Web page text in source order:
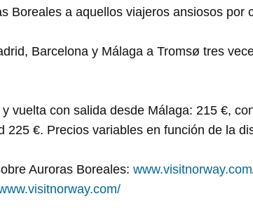
Boreales a aquellos viajeros ansiosos por
Barcelona y Málaga a Tromsø tres
vuelta con salida desde Málaga: 215 €,
225 €. Precios variables en función de la
Auroras Boreales: